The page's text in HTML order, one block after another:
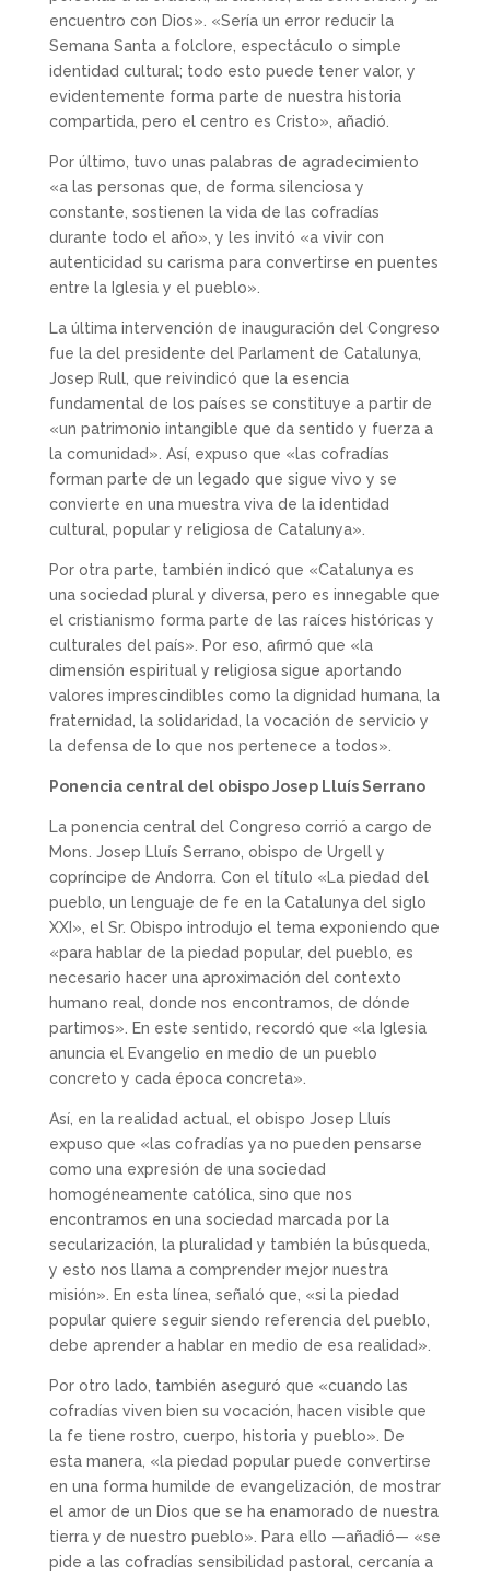
encuentro con Dios». «Sería un error reducir la
Semana Santa a folclore, espectáculo o simple
identidad cultural; todo esto puede tener valor, y
evidentemente forma parte de nuestra historia
compartida, pero el centro es Cristo», añadió.
Por último, tuvo unas palabras de agradecimiento
«a las personas que, de forma silenciosa y
constante, sostienen la vida de las cofradías
durante todo el año», y les invitó «a vivir con
autenticidad su carisma para convertirse en puentes
entre la Iglesia y el pueblo».
La última intervención de inauguración del Congreso
fue la del presidente del Parlament de Catalunya,
Josep Rull, que reivindicó que la esencia
fundamental de los países se constituye a partir de
«un patrimonio intangible que da sentido y fuerza a
la comunidad». Así, expuso que «las cofradías
forman parte de un legado que sigue vivo y se
convierte en una muestra viva de la identidad
cultural, popular y religiosa de Catalunya».
Por otra parte, también indicó que «Catalunya es
una sociedad plural y diversa, pero es innegable que
el cristianismo forma parte de las raíces históricas y
culturales del país». Por eso, afirmó que «la
dimensión espiritual y religiosa sigue aportando
valores imprescindibles como la dignidad humana, la
fraternidad, la solidaridad, la vocación de servicio y
la defensa de lo que nos pertenece a todos».
Ponencia central del obispo Josep Lluís Serrano
La ponencia central del Congreso corrió a cargo de
Mons. Josep Lluís Serrano, obispo de Urgell y
copríncipe de Andorra. Con el título «La piedad del
pueblo, un lenguaje de fe en la Catalunya del siglo
XXI», el Sr. Obispo introdujo el tema exponiendo que
«para hablar de la piedad popular, del pueblo, es
necesario hacer una aproximación del contexto
humano real, donde nos encontramos, de dónde
partimos». En este sentido, recordó que «la Iglesia
anuncia el Evangelio en medio de un pueblo
concreto y cada época concreta».
Así, en la realidad actual, el obispo Josep Lluís
expuso que «las cofradías ya no pueden pensarse
como una expresión de una sociedad
homogéneamente católica, sino que nos
encontramos en una sociedad marcada por la
secularización, la pluralidad y también la búsqueda,
y esto nos llama a comprender mejor nuestra
misión». En esta línea, señaló que, «si la piedad
popular quiere seguir siendo referencia del pueblo,
debe aprender a hablar en medio de esa realidad».
Por otro lado, también aseguró que «cuando las
cofradías viven bien su vocación, hacen visible que
la fe tiene rostro, cuerpo, historia y pueblo». De
esta manera, «la piedad popular puede convertirse
en una forma humilde de evangelización, de mostrar
el amor de un Dios que se ha enamorado de nuestra
tierra y de nuestro pueblo». Para ello —añadió— «se
pide a las cofradías sensibilidad pastoral, cercanía a